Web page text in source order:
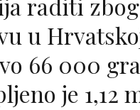
raditi
u
66 000
je 1,12